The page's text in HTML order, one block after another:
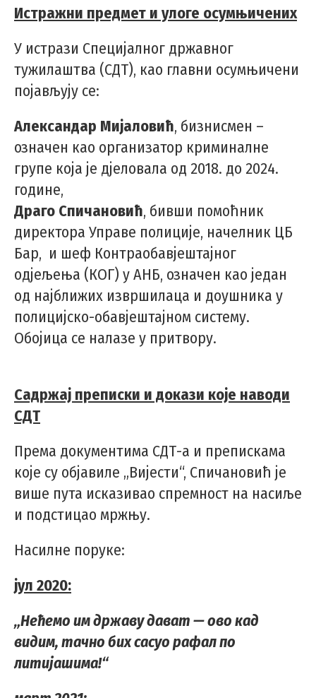
Истражни предмет и улоге осумњичених
У истрази Специјалног државног
тужилаштва (СДТ), као главни осумњичени
појављују се:
Александар Мијаловић, бизнисмен –
означен као организатор криминалне
групе која је дјеловала од 2018. до 2024.
године,
Драго Спичановић, бивши помоћник
директора Управе полиције, начелник ЦБ
Бар, и шеф Контраобавјештајног
одјељења (КОГ) у АНБ, означен као један
од најближих извршилаца и доушника у
полицијско-обавјештајном систему.
Обојица се налазе у притвору.
Садржај преписки и докази које наводи
СДТ
Према документима СДТ-а и препискама
које су објавиле „Вијести“, Спичановић је
више пута исказивао спремност на насиље
и подстицао мржњу.
Насилне поруке:
јул 2020:
„Нећемо им државу дават — ово кад
видим, тачно бих сасуо рафал по
литијашима!“